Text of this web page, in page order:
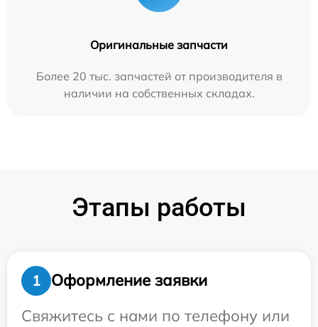
Оригинальные запчасти
Более 20 тыс. запчастей от производителя в
наличии на собственных складах.
Этапы работы
1
Оформление заявки
Свяжитесь с нами по телефону или